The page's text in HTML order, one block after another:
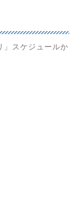
」スケジュールか